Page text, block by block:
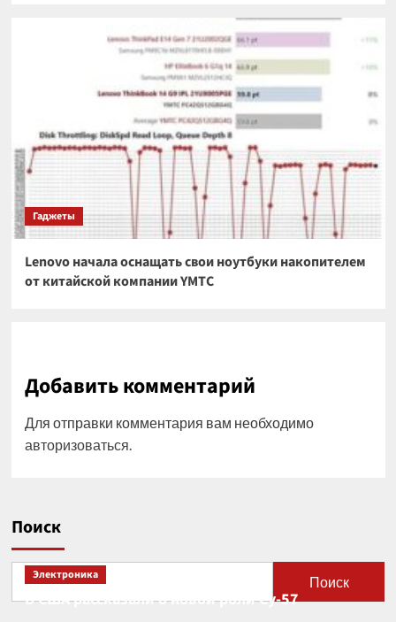
Гаджеты
Lenovo начала оснащать свои ноутбуки накопителем
от китайской компании YMTC
Добавить комментарий
Для отправки комментария вам необходимо
авторизоваться.
Поиск
Поиск
Электроника
В США рассказали о новой роли Су-57